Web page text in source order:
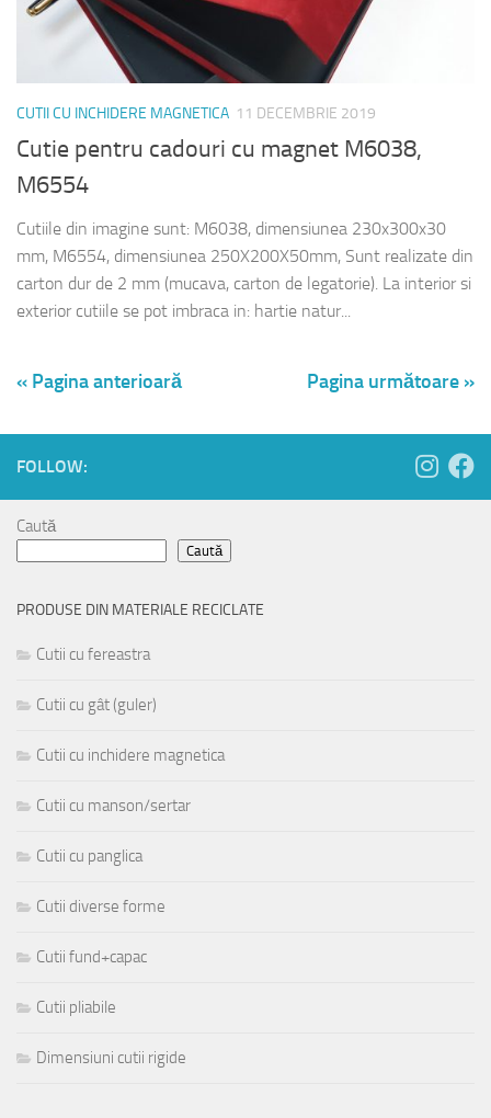
CUTII CU INCHIDERE MAGNETICA 11 DECEMBRIE 2019
Cutie pentru cadouri cu magnet M6038,
M6554
Cutiile din imagine sunt: M6038, dimensiunea 230x300x30
mm, M6554, dimensiunea 250X200X50mm, Sunt realizate din
carton dur de 2 mm (mucava, carton de legatorie). La interior si
exterior cutiile se pot imbraca in: hartie natur...
« Pagina anterioară Pagina următoare »
FOLLOW:
Caută
Caută
PRODUSE DIN MATERIALE RECICLATE
Cutii cu fereastra
Cutii cu gât (guler)
Cutii cu inchidere magnetica
Cutii cu manson/sertar
Cutii cu panglica
Cutii diverse forme
Cutii fund+capac
Cutii pliabile
Dimensiuni cutii rigide